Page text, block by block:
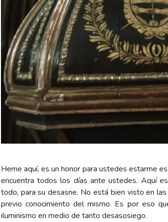
Heme aquí, es un honor para ustedes estarme
encuentra todos los días ante ustedes. Aquí
todo, para su desasne. No está bien visto en
previo conocimiento del mismo. Es por eso
iluminismo en medio de tanto desasosiego.